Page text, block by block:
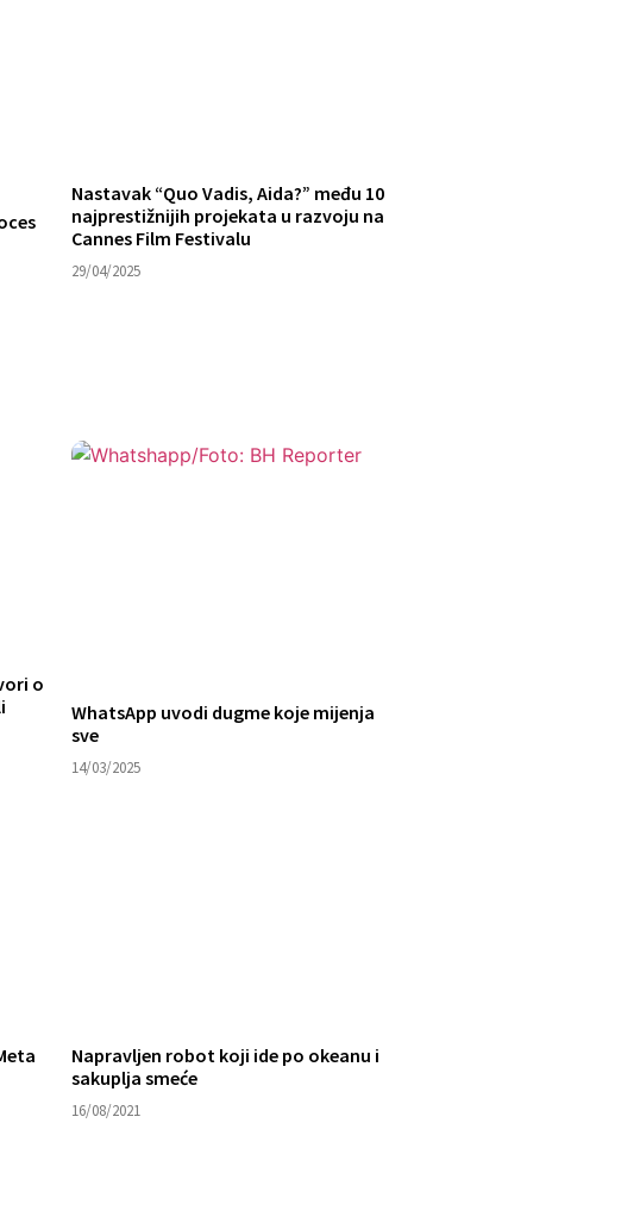
Nastavak “Quo Vadis, Aida?” među 10
najprestižnijih projekata u razvoju na
Cannes Film Festivalu
29/04/2025
o
WhatsApp uvodi dugme koje mijenja
sve
14/03/2025
Napravljen robot koji ide po okeanu i
sakuplja smeće
16/08/2021